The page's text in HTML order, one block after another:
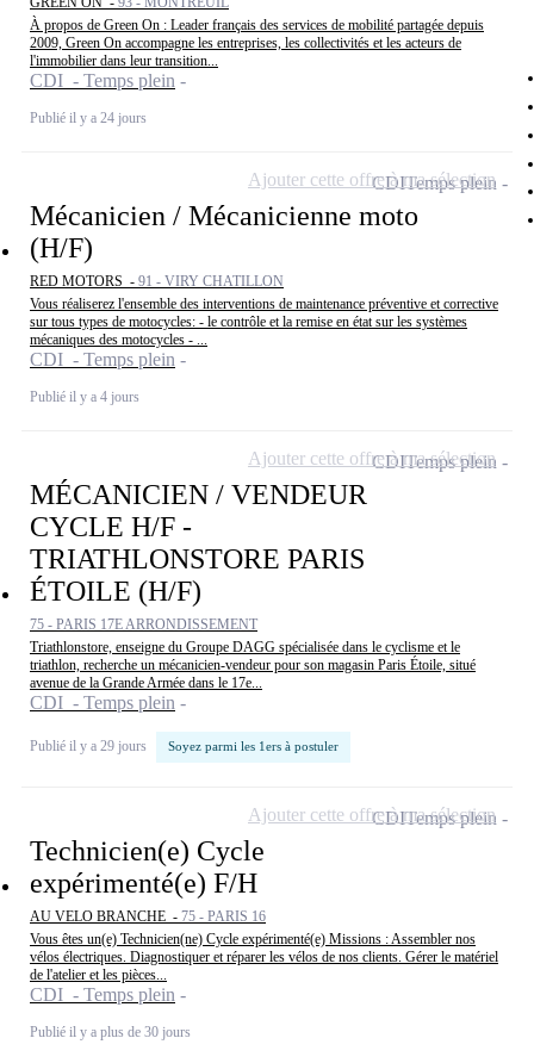
À propos de Green On : Leader français des services de mobilité partagée depuis
2009, Green On accompagne les entreprises, les collectivités et les acteurs de
l'immobilier dans leur transition...
CDI - Temps plein
Publié il y a 24 jours
Mécanicien / Mécanicienne moto
(H/F)
RED MOTORS - 91 - VIRY CHATILLON
Vous réaliserez l'ensemble des interventions de maintenance préventive et corrective
sur tous types de motocycles: - le contrôle et la remise en état sur les systèmes
mécaniques des motocycles - ...
CDI - Temps plein
Publié il y a 4 jours
CDITemps plein
Ajouter cette offre à ma sélection
MÉCANICIEN / VENDEUR
CYCLE H/F -
TRIATHLONSTORE PARIS
ÉTOILE (H/F)
75 - PARIS 17E ARRONDISSEMENT
Triathlonstore, enseigne du Groupe DAGG spécialisée dans le cyclisme et le
triathlon, recherche un mécanicien-vendeur pour son magasin Paris Étoile, situé
avenue de la Grande Armée dans le 17e...
CDI - Temps plein
Publié il y a 29 jours Soyez parmi les 1ers à postuler
CDITemps plein
Ajouter cette offre à ma sélection
Technicien(e) Cycle
expérimenté(e) F/H
AU VELO BRANCHE - 75 - PARIS 16
Vous êtes un(e) Technicien(ne) Cycle expérimenté(e) Missions : Assembler nos
vélos électriques. Diagnostiquer et réparer les vélos de nos clients. Gérer le matériel
de l'atelier et les pièces...
CDI - Temps plein
Publié il y a plus de 30 jours
CDITemps plein
Ajouter cette offre à ma sélection